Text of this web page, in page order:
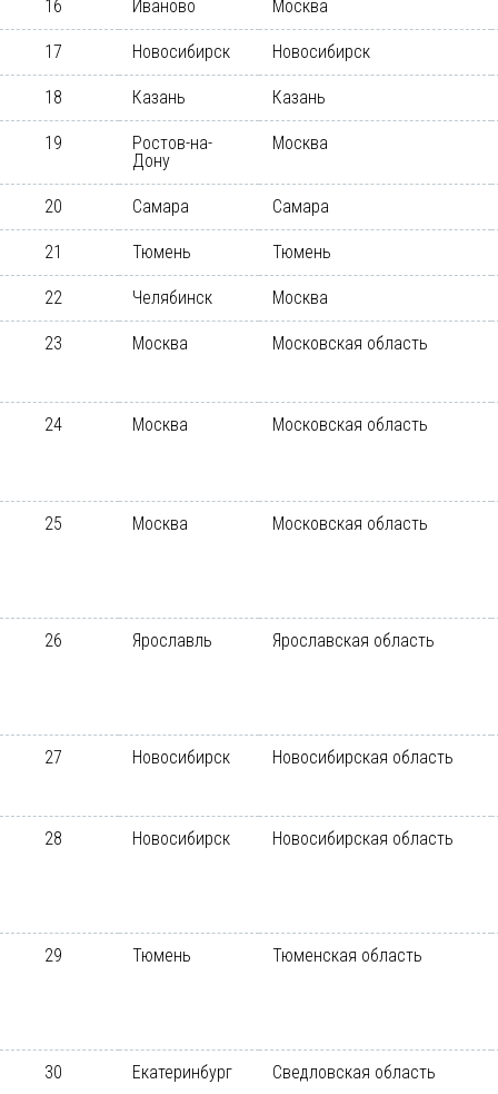
16 Иваново Москва
17 Новосибирск Новосибирск
18 Казань Казань
19
Ростов-на-
Дону
Москва
20 Самара Самара
21 Тюмень Тюмень
22 Челябинск Москва
23 Москва Московская область
24 Москва Московская область
25 Москва Московская область
26 Ярославль Ярославская область
27 Новосибирск Новосибирская область
28 Новосибирск Новосибирская область
29 Тюмень Тюменская область
30 Екатеринбург Сведловская область